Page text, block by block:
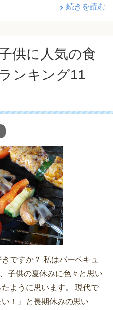
続きを読む
供に人気の食
ンキング11
ですか？ 私はバーベキュ
子供の夏休みに色々と思い
ように思います。 現代で
！』と長期休みの思い